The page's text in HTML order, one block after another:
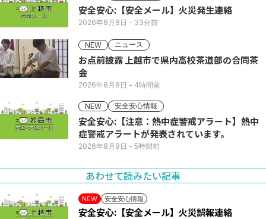
安全安心:【安全メール】火災発生連絡
2026年8月8日 - 33分前
NEW ニュース
お点前披露 上越市で県内高校茶道部の合同茶
会
2026年8月8日 - 4時間前
NEW 安全安心情報
安全安心:【注意：熱中症警戒アラート】熱中
症警戒アラートが発表されています。
2026年8月8日 - 5時間前
あわせて読みたい記事
NEW 安全安心情報
安全安心:【安全メール】火災誤報連絡